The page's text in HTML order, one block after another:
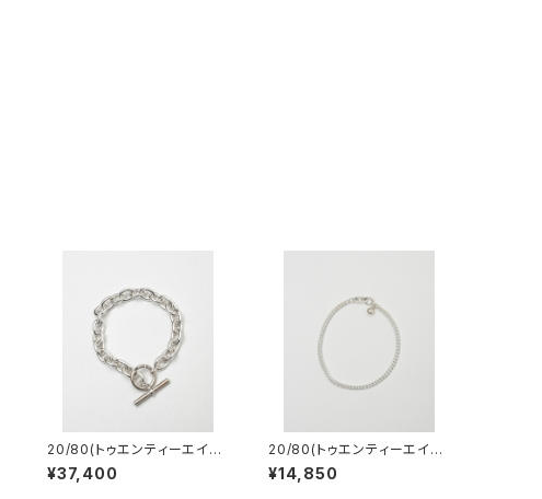
20/80(トゥエンティーエイテ
ィー) STERLING SILVER
AZUKI CHAIN BRACELET
¥37,400
20/80(トゥエンティーエイテ
ィー) STERLING SILVER
CHAIN BRACELET 3.5mm
¥14,850